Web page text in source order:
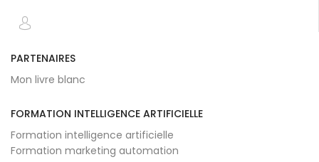
PARTENAIRES
Mon livre blanc
FORMATION INTELLIGENCE ARTIFICIELLE
Formation intelligence artificielle
Formation marketing automation